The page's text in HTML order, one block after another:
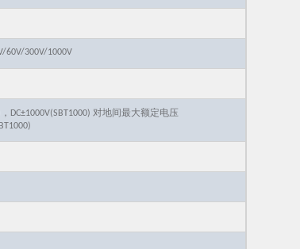
60V/300V/1000V
DC±1000V(SBT1000) 对地间最大额定电压